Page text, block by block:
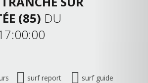
(85) DU
surf report
surf guide